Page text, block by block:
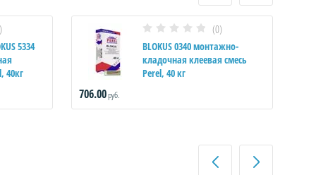
5334
40кг
(0)
BLOKUS 0340 монтажно-
кладочная клеевая смесь
Perel, 40 кг
706.00руб.